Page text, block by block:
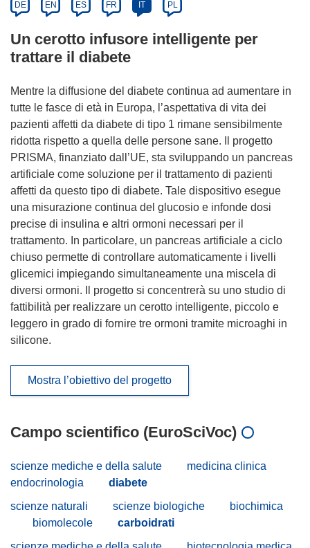
DE EN ES FR IT PL
Un cerotto infusore intelligente per
trattare il diabete
Mentre la diffusione del diabete continua ad aumentare in
tutte le fasce di età in Europa, l’aspettativa di vita dei
pazienti affetti da diabete di tipo 1 rimane sensibilmente
ridotta rispetto a quella delle persone sane. Il progetto
PRISMA, finanziato dall’UE, sta sviluppando un pancreas
artificiale come soluzione per il trattamento di pazienti
affetti da questo tipo di diabete. Tale dispositivo esegue
una misurazione continua del glucosio e infonde dosi
precise di insulina e altri ormoni necessari per il
trattamento. In particolare, un pancreas artificiale a ciclo
chiuso permette di controllare automaticamente i livelli
glicemici impiegando simultaneamente una miscela di
diversi ormoni. Il progetto si concentrerà su uno studio di
fattibilità per realizzare un cerotto intelligente, piccolo e
leggero in grado di fornire tre ormoni tramite microaghi in
silicone.
Mostra l’obiettivo del progetto
Campo scientifico (EuroSciVoc)
scienze mediche e della salute
medicina clinica
endocrinologia
diabete
scienze naturali
scienze biologiche
biochimica
biomolecole
carboidrati